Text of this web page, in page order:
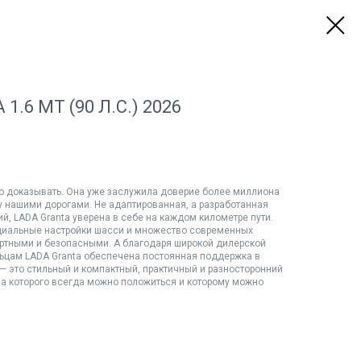
1.6 MT (90 Л.С.) 2026
доказывать. Она уже заслужила доверие более миллиона
нашими дорогами. Не адаптированная, а разработанная
LADA Granta уверена в себе на каждом километре пути.
настройки шасси и множество современных
и безопасными. А благодаря широкой дилерской
LADA Granta обеспечена постоянная поддержка в
это стильный и компактный, практичный и разносторонний
которого всегда можно положиться и которому можно